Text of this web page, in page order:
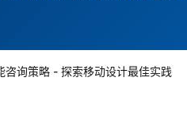
询策略 - 探索移动设计最佳实践